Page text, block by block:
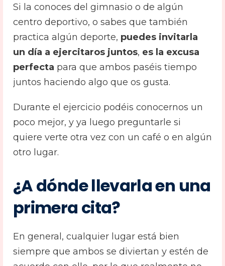
Si la conoces del gimnasio o de algún
centro deportivo, o sabes que también
practica algún deporte, puedes invitarla
un día a ejercitaros juntos, es la excusa
perfecta para que ambos paséis tiempo
juntos haciendo algo que os gusta.
Durante el ejercicio podéis conocernos un
poco mejor, y ya luego preguntarle si
quiere verte otra vez con un café o en algún
otro lugar.
¿A dónde llevarla en una
primera cita?
En general, cualquier lugar está bien
siempre que ambos se diviertan y estén de